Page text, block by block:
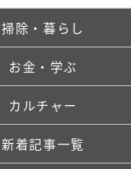
掃除・暮らし
お金・学ぶ
カルチャー
新着記事一覧